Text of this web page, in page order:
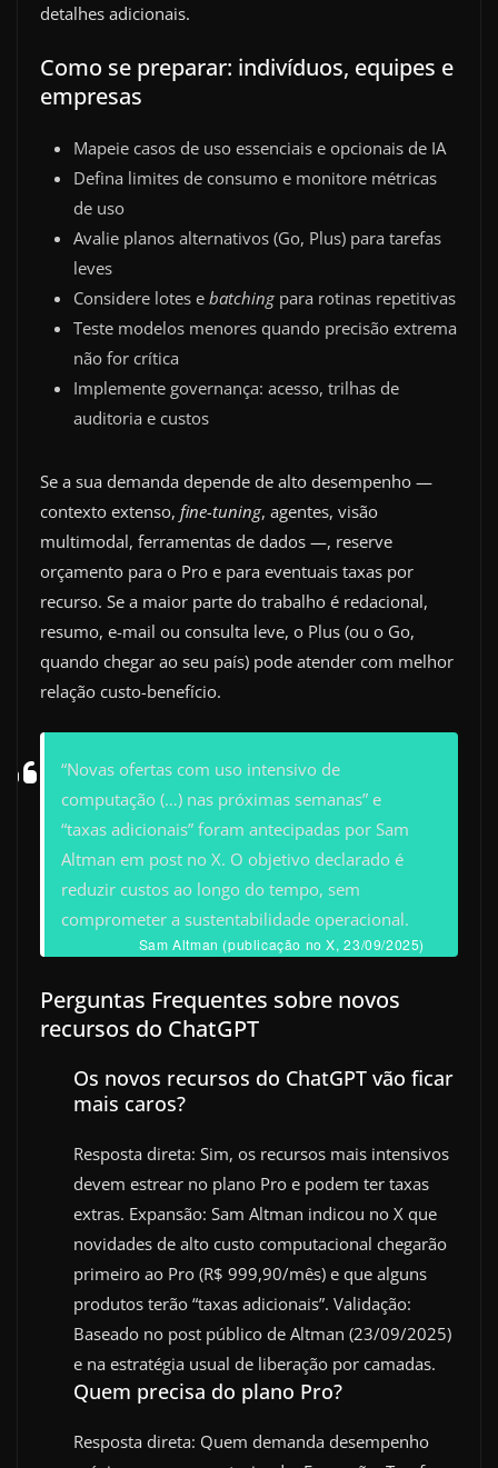
detalhes adicionais.
Como se preparar: indivíduos, equipes e
empresas
Mapeie casos de uso essenciais e opcionais de IA
Defina limites de consumo e monitore métricas
de uso
Avalie planos alternativos (Go, Plus) para tarefas
leves
Considere lotes e batching para rotinas repetitivas
Teste modelos menores quando precisão extrema
não for crítica
Implemente governança: acesso, trilhas de
auditoria e custos
Se a sua demanda depende de alto desempenho —
contexto extenso, fine-tuning, agentes, visão
multimodal, ferramentas de dados —, reserve
orçamento para o Pro e para eventuais taxas por
recurso. Se a maior parte do trabalho é redacional,
resumo, e-mail ou consulta leve, o Plus (ou o Go,
quando chegar ao seu país) pode atender com melhor
relação custo-benefício.
“Novas ofertas com uso intensivo de
computação (…) nas próximas semanas” e
“taxas adicionais” foram antecipadas por Sam
Altman em post no X. O objetivo declarado é
reduzir custos ao longo do tempo, sem
comprometer a sustentabilidade operacional.
Sam Altman (publicação no X, 23/09/2025)
Perguntas Frequentes sobre novos
recursos do ChatGPT
Os novos recursos do ChatGPT vão ficar
mais caros?
Resposta direta: Sim, os recursos mais intensivos
devem estrear no plano Pro e podem ter taxas
extras. Expansão: Sam Altman indicou no X que
novidades de alto custo computacional chegarão
primeiro ao Pro (R$ 999,90/mês) e que alguns
produtos terão “taxas adicionais”. Validação:
Baseado no post público de Altman (23/09/2025)
e na estratégia usual de liberação por camadas.
Quem precisa do plano Pro?
Resposta direta: Quem demanda desempenho